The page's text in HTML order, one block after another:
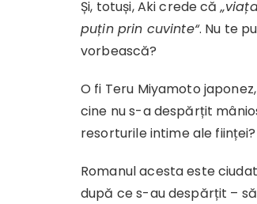
Și, totuși, Aki crede că
puțin prin cuvinte“. Nu te
vorbească?
O fi Teru Miyamoto
cine nu s-a despărțit
resorturile intime ale ființei?
Romanul acesta este
după ce s-au despărțit –